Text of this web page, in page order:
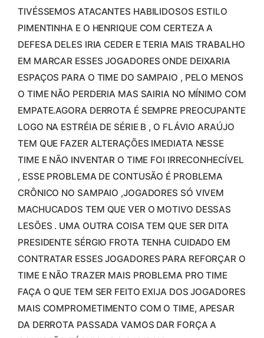
TIVÉSSEMOS ATACANTES HABILIDOSOS ESTILO
PIMENTINHA E O HENRIQUE COM CERTEZA A
DEFESA DELES IRIA CEDER E TERIA MAIS TRABALHO
EM MARCAR ESSES JOGADORES ONDE DEIXARIA
ESPAÇOS PARA O TIME DO SAMPAIO , PELO MENOS
O TIME NÃO PERDERIA MAS SAIRIA NO MÍNIMO COM
EMPATE.AGORA DERROTA É SEMPRE PREOCUPANTE
LOGO NA ESTRÉIA DE SÉRIE B , O FLÁVIO ARAÚJO
TEM QUE FAZER ALTERAÇÕES IMEDIATA NESSE
TIME E NÃO INVENTAR O TIME FOI IRRECONHECÍVEL
, ESSE PROBLEMA DE CONTUSÃO É PROBLEMA
CRÔNICO NO SAMPAIO ,JOGADORES SÓ VIVEM
MACHUCADOS TEM QUE VER O MOTIVO DESSAS
LESÕES . UMA OUTRA COISA TEM QUE SER DITA
PRESIDENTE SÉRGIO FROTA TENHA CUIDADO EM
CONTRATAR ESSES JOGADORES PARA REFORÇAR O
TIME E NÃO TRAZER MAIS PROBLEMA PRO TIME
FAÇA O QUE TEM SER FEITO EXIJA DOS JOGADORES
MAIS COMPROMETIMENTO COM O TIME, APESAR
DA DERROTA PASSADA VAMOS DAR FORÇA A